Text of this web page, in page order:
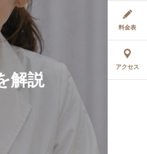
料金表
アクセス
解説